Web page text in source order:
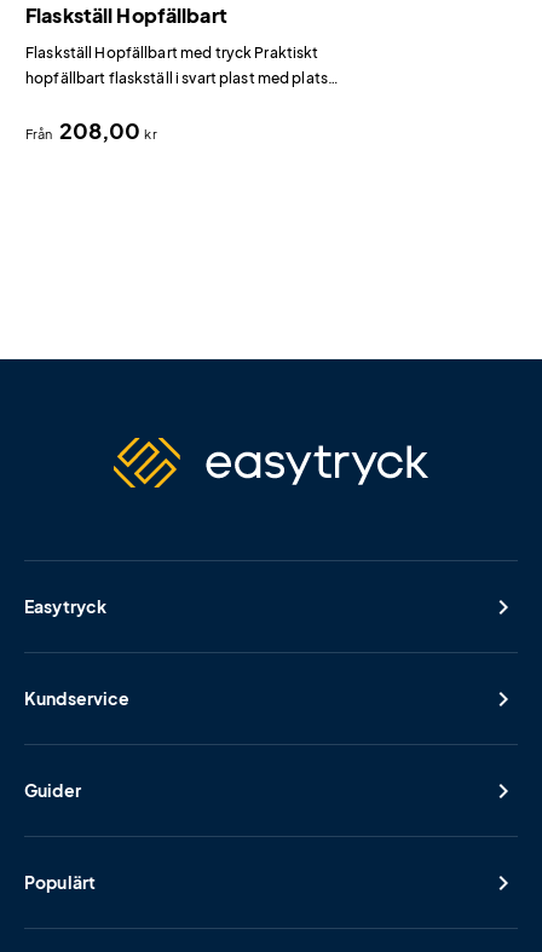
Flaskställ Hopfällbart
Flaskställ Hopfällbart med tryck Praktiskt
hopfällbart flaskställ i svart plast med plats
Från 208,00kr
Easytryck
Kundservice
Guider
Populärt